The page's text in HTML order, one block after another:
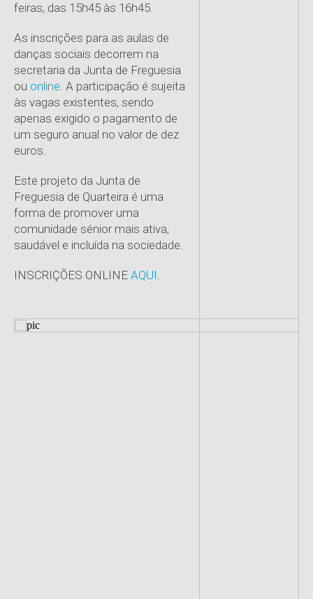
feiras, das 15h45 às 16h45.
As inscrições para as aulas de
danças sociais decorrem na
secretaria da Junta de Freguesia
ou online. A participação é sujeita
às vagas existentes, sendo
apenas exigido o pagamento de
um seguro anual no valor de dez
euros.
Este projeto da Junta de
Freguesia de Quarteira é uma
forma de promover uma
comunidade sénior mais ativa,
saudável e incluída na sociedade.
INSCRIÇÕES ONLINE AQUI.